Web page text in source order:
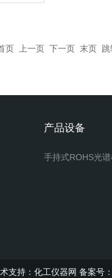
页 上一页 下一页 末页 跳
产品设备
支持： 化工仪器网 备案号